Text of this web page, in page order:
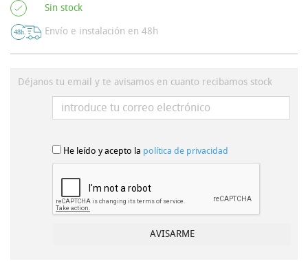
Sin stock
Envío e instalación en 48h
Déjanos tu email y te avisamos en cuanto recibamos stock
He leído y acepto la política de privacidad